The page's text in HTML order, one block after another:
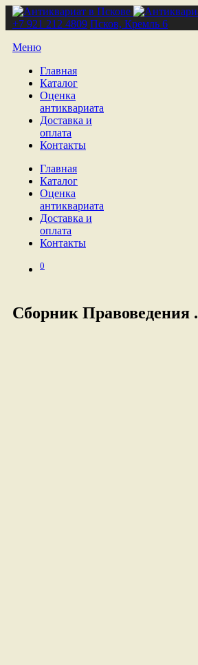
+7 921 212 4809 Псков, Кремль 6
Меню
Главная
Каталог
Оценка
антиквариата
Доставка и
оплата
Контакты
Главная
Каталог
Оценка
антиквариата
Доставка и
оплата
Контакты
0
Сборник Правоведения .